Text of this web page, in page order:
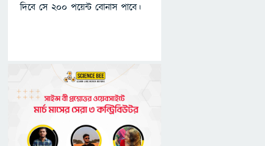
দিবে সে ২০০ পয়েন্ট বোনাস পাবে।